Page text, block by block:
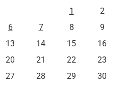
1
2
6 7 8
9
13 14 15
16
20 21 22
23
27 28 29
30